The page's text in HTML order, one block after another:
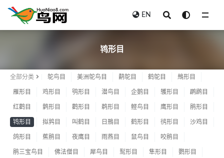
EN
鸨形目
全部分类 鸵鸟目 美洲鸵鸟目 鹬鸵目 鹤鸵目 䳍形目
雁形目 鸡形目 鸮形目 潜鸟目 企鹅目 鹱形目 䴙䴘目
红鹳目 鹲形目 鹳形目 鹈形目 鲣鸟目 鹰形目 鹃形目
鸨形目 拟鹑目 叫鹤目 日鳽目 鹤形目 鸻形目 沙鸡目
鸽形目 蕉鹃目 夜鹰目 雨燕目 鼠鸟目 咬鹃目
鹃三宝鸟目 佛法僧目 犀鸟目 䴕形目 隼形目 鹦形目